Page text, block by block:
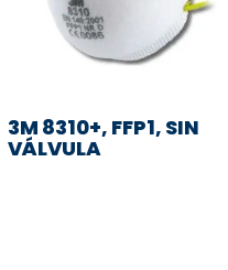
3M 8310+, FFP1, SIN
VÁLVULA